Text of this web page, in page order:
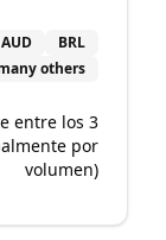
AUD
BRL
others
entre los 3
por
volumen)